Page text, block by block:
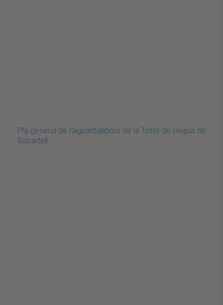
Pla general de l'aguantallibres de la Torre de l'Aigua de
Sabadell